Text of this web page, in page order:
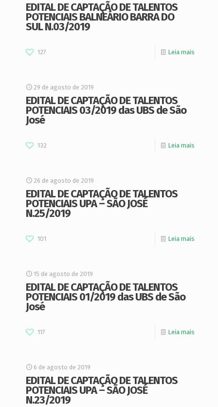
EDITAL DE CAPTAÇÃO DE TALENTOS
POTENCIAIS BALNEÁRIO BARRA DO
SUL N.03/2019
127 Leia mais
29 de agosto de 2019
EDITAL DE CAPTAÇÃO DE TALENTOS
POTENCIAIS 03/2019 das UBS de São
José
132 Leia mais
26 de agosto de 2019
EDITAL DE CAPTAÇÃO DE TALENTOS
POTENCIAIS UPA – SÃO JOSÉ
N.25/2019
101 Leia mais
15 de agosto de 2019
EDITAL DE CAPTAÇÃO DE TALENTOS
POTENCIAIS 01/2019 das UBS de São
José
117 Leia mais
6 de agosto de 2019
EDITAL DE CAPTAÇÃO DE TALENTOS
POTENCIAIS UPA – SÃO JOSÉ
N.23/2019